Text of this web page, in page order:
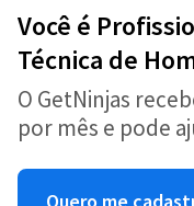
Você é
Técnica de
O GetNinjas
por mês e pode
Quero me